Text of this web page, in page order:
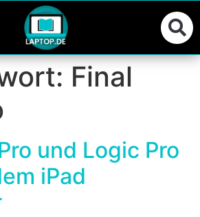
Final
und Logic Pro
iPad